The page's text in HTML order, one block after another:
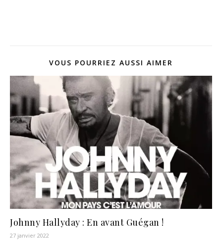
VOUS POURRIEZ AUSSI AIMER
Johnny Hallyday : En avant Guégan !
27 janvier 2022